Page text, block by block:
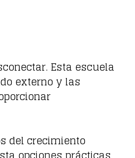
Esta escuela
externo y las
del crecimiento